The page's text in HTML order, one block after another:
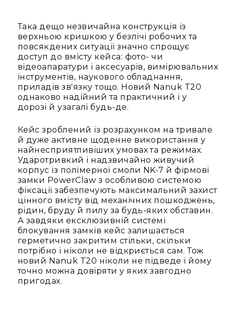
Для
офісів
та
колл-
центрів
Аксесуари
і
комплектуючі
для
трансляцій
звуку
Готові
комплекти
для
нарад
і
конференцій
Спікерфони
Конференційні
системи
Бари
Така дещо незвичайна конструкція із
верхньою кришкою у безлічі робочих та
повсякдених ситуації значно спрощує
доступ до вмісту кейса: фото- чи
відеоапаратури і аксесуарів, вимірювальних
інструментів, наукового обладнання,
приладів зв'язку тощо. Новий Nanuk T20
однаково надійний та практичний і у
дорозі й узагалі будь-де.
Кейс зроблений із розрахунком на тривале
й дуже активне щоденне використання у
найнесприятливіших умовах та режимах.
Ударотривкий і надзвичайно живучий
корпус із полімерної смоли NK-7 й фірмові
замки PowerClaw з особливою системою
фіксації забезпечують максимальний захист
цінного вмісту від механічних пошкоджень,
рідин, бруду й пилу за будь-яких обставин.
А завдяки ексклюзивній системі
блокування замків кейс залишається
герметично закритим стільки, скільки
потрібно і ніколи не відкриється сам. Тож
новий Nanuk T20 ніколи не підведе і йому
точно можна довіряти у яких завгодно
пригодах.